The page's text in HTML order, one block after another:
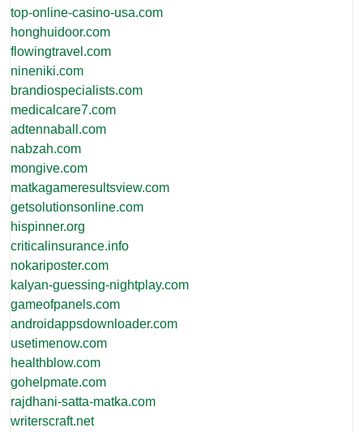
top-online-casino-usa.com
honghuidoor.com
flowingtravel.com
nineniki.com
brandiospecialists.com
medicalcare7.com
adtennaball.com
nabzah.com
mongive.com
matkagameresultsview.com
getsolutionsonline.com
hispinner.org
criticalinsurance.info
nokariposter.com
kalyan-guessing-nightplay.com
gameofpanels.com
androidappsdownloader.com
usetimenow.com
healthblow.com
gohelpmate.com
rajdhani-satta-matka.com
writerscraft.net